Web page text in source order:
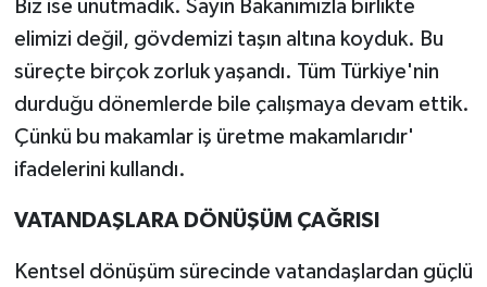
Biz ise unutmadık. Sayın Bakanımızla birlikte
elimizi değil, gövdemizi taşın altına koyduk. Bu
süreçte birçok zorluk yaşandı. Tüm Türkiye'nin
durduğu dönemlerde bile çalışmaya devam ettik.
Çünkü bu makamlar iş üretme makamlarıdır'
ifadelerini kullandı.
VATANDAŞLARA DÖNÜŞÜM ÇAĞRISI
Kentsel dönüşüm sürecinde vatandaşlardan güçlü